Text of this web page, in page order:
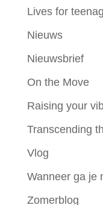
Lives for
Nieuws
Nieuwsbrief
On the Move
Raising your
Transcending
Vlog
Wanneer ga je
Zomerblog